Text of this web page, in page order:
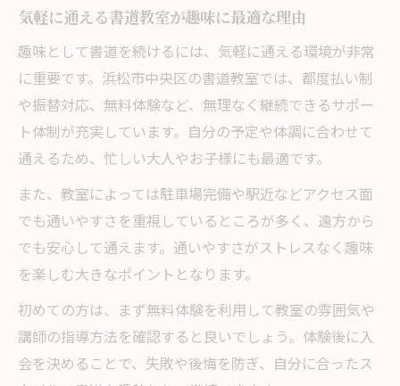
趣味として書道教室を長く続けるコツ
気軽に通える書道教室が趣味に最適な理由
趣味として書道を続けるには、気軽に通える環境が非常
に重要です。浜松市中央区の書道教室では、都度払い制
や振替対応、無料体験など、無理なく継続できるサポー
ト体制が充実しています。自分の予定や体調に合わせて
通えるため、忙しい大人やお子様にも最適です。
また、教室によっては駐車場完備や駅近などアクセス面
でも通いやすさを重視しているところが多く、遠方から
でも安心して通えます。通いやすさがストレスなく趣味
を楽しむ大きなポイントとなります。
初めての方は、まず無料体験を利用して教室の雰囲気や
講師の指導方法を確認すると良いでしょう。体験後に入
会を決めることで、失敗や後悔を防ぎ、自分に合ったス